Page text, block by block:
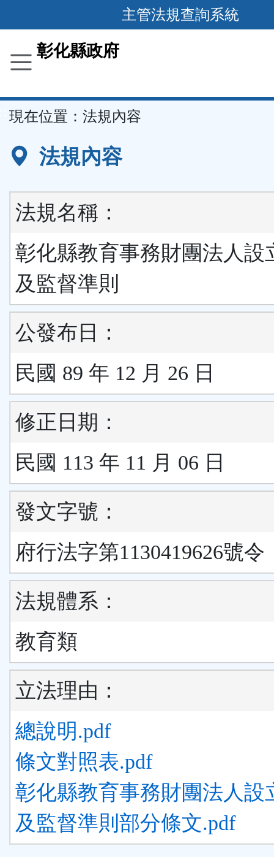
到
要
容
區
主管法規查詢系統
彰化縣政府
現在位置： 法規內容
法規內容
法規名稱：
彰化縣教育事務財團法人設
及監督準則
公發布日：
民國 89 年 12 月 26 日
修正日期：
民國 113 年 11 月 06 日
發文字號：
府行法字第1130419626號令
法規體系：
教育類
立法理由：
總說明.pdf
條文對照表.pdf
彰化縣教育事務財團法人設
及監督準則部分條文.pdf